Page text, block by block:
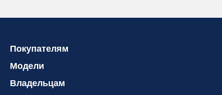
Покупателям
Модели
Владельцам